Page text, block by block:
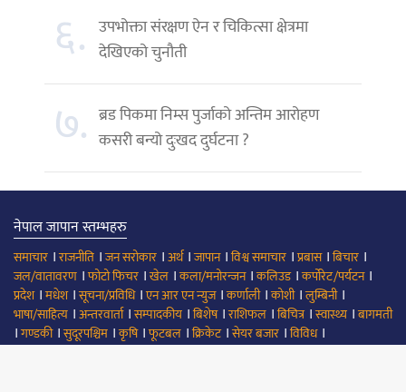
६. उपभोक्ता संरक्षण ऐन र चिकित्सा क्षेत्रमा
देखिएको चुनौती
७. ब्रड पिकमा निम्स पुर्जाको अन्तिम आरोहण
कसरी बन्यो दुःखद दुर्घटना ?
नेपाल जापान स्तम्भहरु
समाचार ।राजनीति ।जन सरोकार ।अर्थ।जापान।विश्व समाचार ।प्रबास।बिचार ।
जल/वातावरण ।फोटो फिचर ।खेल ।कला/मनोरन्जन।कलिउड।कर्पोरेट/पर्यटन।
प्रदेश।मधेश।सूचना/प्रविधि।एन आर एन न्युज।कर्णाली।कोशी।लुम्बिनी।
भाषा/साहित्य ।अन्तरवार्ता।सम्पादकीय ।बिशेष।राशिफल ।बिचित्र।स्वास्थ्य ।बागमती
।गण्डकी।सुदूरपश्चिम ।कृषि।फूटबल ।क्रिकेट।सेयर बजार ।विविध।
। । ।